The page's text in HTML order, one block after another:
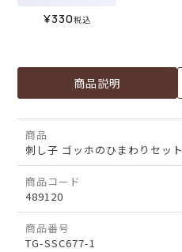
¥330税込
商品説明
商品
刺し子 ゴッホのひまわりセット
商品コード
489120
商品番号
TG-SSC677-1